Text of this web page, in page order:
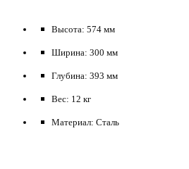
Высота: 574 мм
Ширина: 300 мм
Глубина: 393 мм
Вес: 12 кг
Материал: Сталь